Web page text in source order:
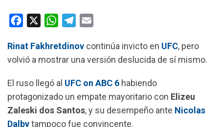
c
e
o
o
k
W
a
t
A
p
p
l
e
r
a
m
a
i
Rinat Fakhretdinov continúa invicto en UFC, pero
volvió a mostrar una versión deslucida de sí mismo.
El ruso llegó al UFC on ABC 6 habiendo
protagonizado un empate mayoritario con Elizeu
Zaleski dos Santos, y su desempeño ante Nicolas
Dalbytampoco fue convincente.